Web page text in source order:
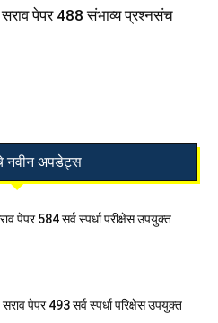
सराव पेपर 488 संभाव्य प्रश्नसंच
अपडेट्स
पेपर 584 सर्व स्पर्धा परीक्षेस उपयुक्त
सराव पेपर 493 सर्व स्पर्धा परिक्षेस उपयुक्त